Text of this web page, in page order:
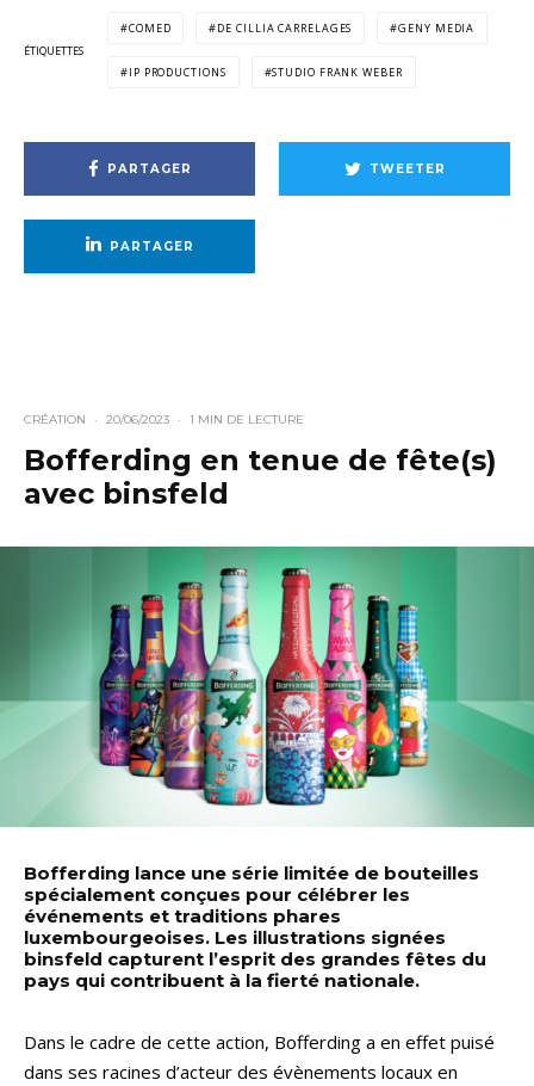
ÉTIQUETTES
COMED DE CILLIA CARRELAGES GENY MEDIA
IP PRODUCTIONS STUDIO FRANK WEBER
PARTAGER TWEETER
PARTAGER
CRÉATION · 20/06/2023 · 1 MIN DE LECTURE
Bofferding en tenue de fête(s)
avec binsfeld
Bofferding lance une série limitée de bouteilles
spécialement conçues pour célébrer les
événements et traditions phares
luxembourgeoises. Les illustrations signées
binsfeld capturent l’esprit des grandes fêtes du
pays qui contribuent à la fierté nationale.
Dans le cadre de cette action, Bofferding a en effet puisé
dans ses racines d’acteur des évènements locaux en